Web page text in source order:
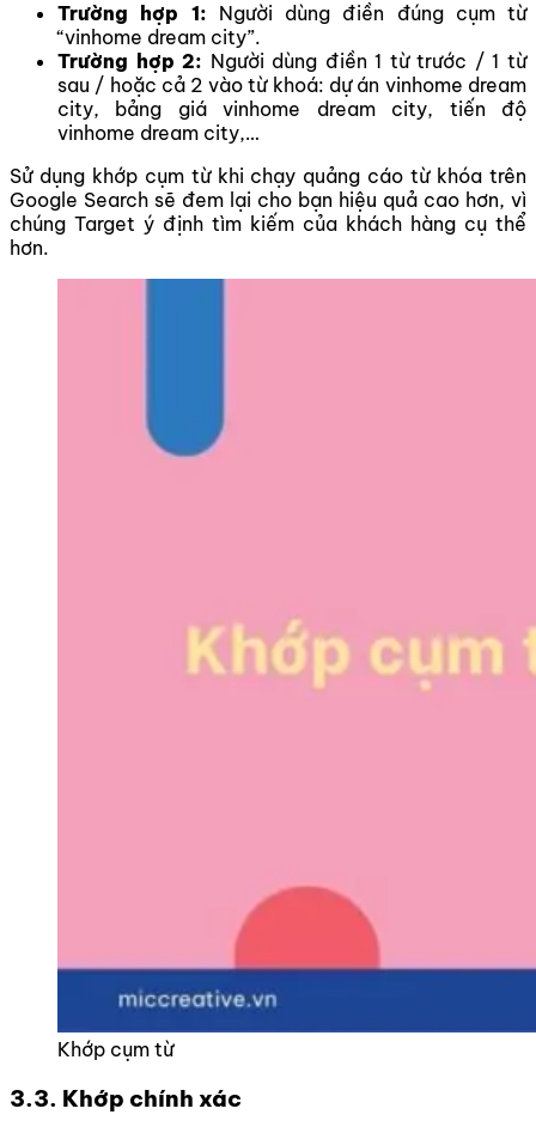
Trường hợp 1: Người dùng điền đúng cụm từ
“vinhome dream city”.
Trường hợp 2: Người dùng điền 1 từ trước / 1 từ
sau / hoặc cả 2 vào từ khoá: dự án vinhome dream
city, bảng giá vinhome dream city, tiến độ
vinhome dream city,…
Sử dụng khớp cụm từ khi chạy quảng cáo từ khóa trên
Google Search sẽ đem lại cho bạn hiệu quả cao hơn, vì
chúng Target ý định tìm kiếm của khách hàng cụ thể
hơn.
Khớp cụm từ
3.3. Khớp chính xác